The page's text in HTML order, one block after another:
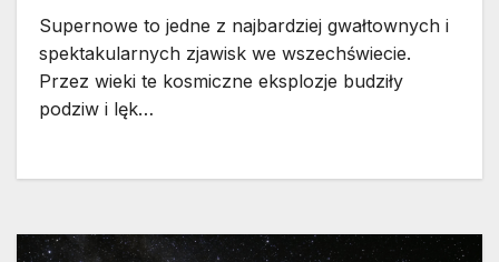
Supernowe to jedne z najbardziej gwałtownych i
spektakularnych zjawisk we wszechświecie.
Przez wieki te kosmiczne eksplozje budziły
podziw i lęk…